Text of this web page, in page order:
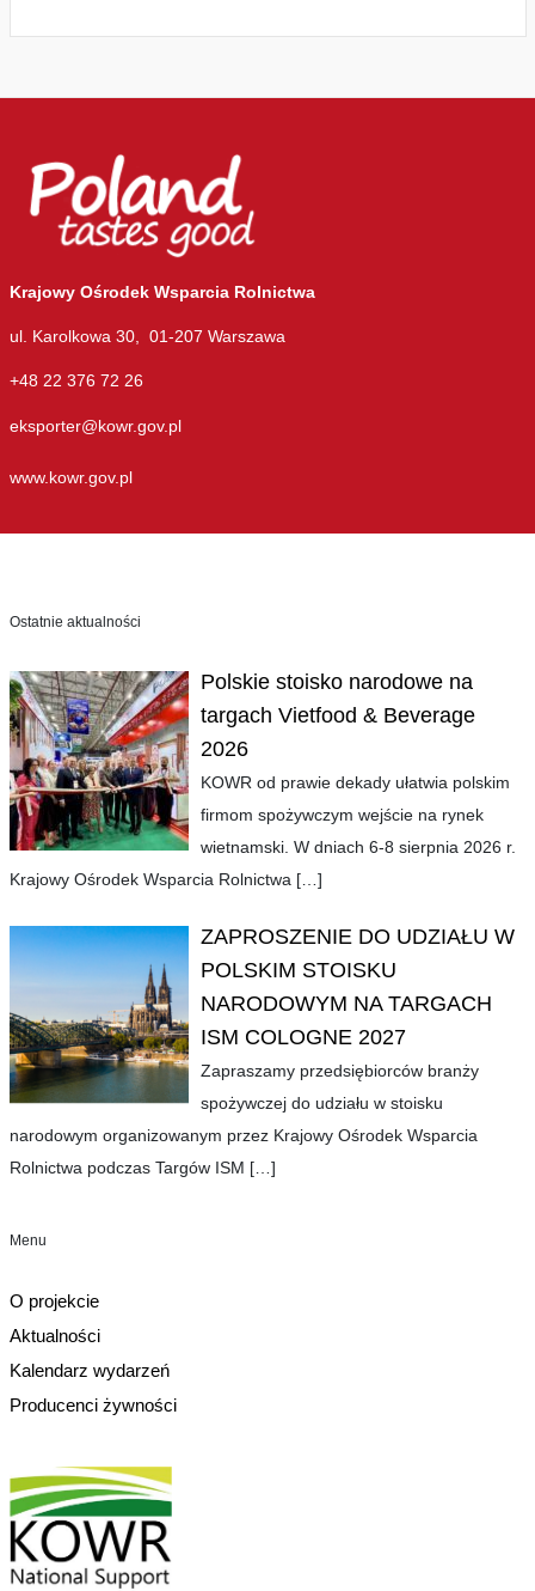
Krajowy Ośrodek Wsparcia Rolnictwa
ul. Karolkowa 30, 01-207 Warszawa
+48 22 376 72 26
eksporter@kowr.gov.pl
www.kowr.gov.pl
Ostatnie aktualności
Polskie stoisko narodowe na
targach Vietfood & Beverage
2026
KOWR od prawie dekady ułatwia polskim
firmom spożywczym wejście na rynek
wietnamski. W dniach 6-8 sierpnia 2026 r.
Krajowy Ośrodek Wsparcia Rolnictwa […]
ZAPROSZENIE DO UDZIAŁU W
POLSKIM STOISKU
NARODOWYM NA TARGACH
ISM COLOGNE 2027
Zapraszamy przedsiębiorców branży
spożywczej do udziału w stoisku
narodowym organizowanym przez Krajowy Ośrodek Wsparcia
Rolnictwa podczas Targów ISM […]
Menu
O projekcie
Aktualności
Kalendarz wydarzeń
Producenci żywności